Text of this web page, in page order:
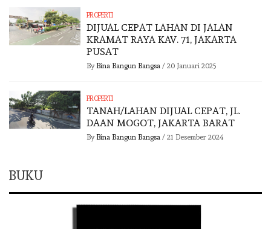
PROPERTI
DIJUAL CEPAT LAHAN DI JALAN
KRAMAT RAYA KAV. 71, JAKARTA
PUSAT
By Bina Bangun Bangsa/ 20 Januari 2025
PROPERTI
TANAH/LAHAN DIJUAL CEPAT, JL.
DAAN MOGOT, JAKARTA BARAT
By Bina Bangun Bangsa/ 21 Desember 2024
BUKU